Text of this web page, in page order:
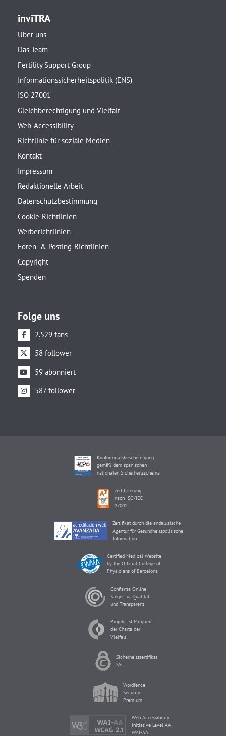
inviTRA
Über uns
Das Team
Fertility Support Group
Informationssicherheitspolitik (ENS)
ISO 27001
Gleichberechtigung und Vielfalt
Web-Accessibility
Richtlinie für soziale Medien
Kontakt
Impressum
Redaktionelle Arbeit
Datenschutzbestimmung
Cookie-Richtlinien
Werberichtlinien
Foren- & Posting-Richtlinien
Copyright
Spenden
Folge uns
2.529 fans
58 follower
59 abonniert
587 follower
Konformitätsbescheinigung
gemäß dem spanischen
nationalen Sicherheitsschema
Zertifizierung
nach ISO/IEC
27001
Zertifikat durch die andalusische
Agentur für Gesundheitspolitische
Information
Certified Medical Website
by the Official College of
Physicians of Barcelona
Confianza Online-
Siegel für Qualität
und Transparenz
Projekt ist Mitglied
der Charta der
Vielfalt
Sicherheitszertifikat
SSL
Wordfence
Security
Premium
Web Accessibility
Initiative Level AA
WAI-AA